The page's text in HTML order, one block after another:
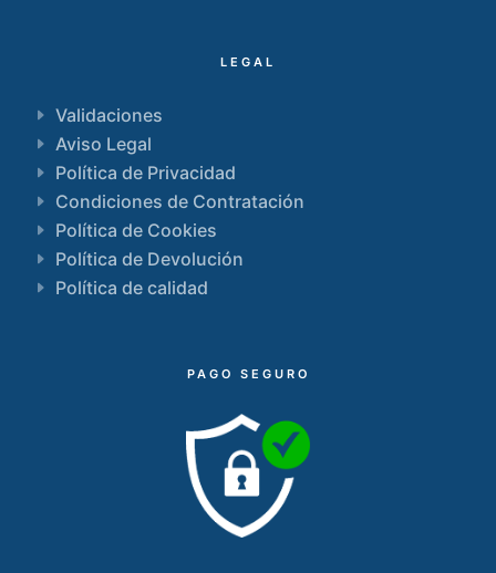
LEGAL
Validaciones
Aviso Legal
Política de Privacidad
Condiciones de Contratación
Política de Cookies
Política de Devolución
Política de calidad
PAGO SEGURO